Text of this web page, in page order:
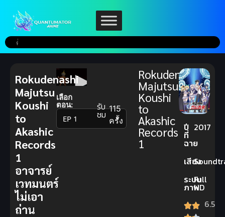
เลือก
ตอน:
▼
รับ
ชม 115
ครั้ง
Rokudenashi
Majutsu
Koushi
to
Akashic
Records
1
ปี
ที่
ฉาย
2017
เสียง
ระบบ
ภาพ
Full
HD
6.5
Rokudenashi
Majutsu
Koushi
to
Akashic
Records
1
อาจารย์
เวทมนตร์
ไม่เอา
ถ่าน